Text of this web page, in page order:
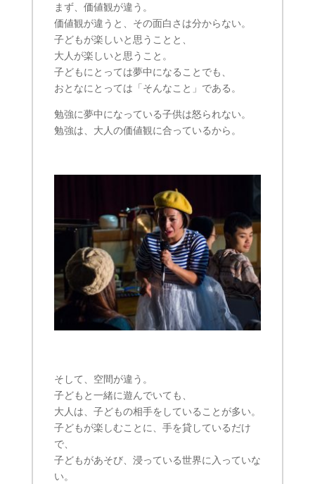
まず、価値観が違う。
価値観が違うと、その面白さは分からない。
子どもが楽しいと思うことと、
大人が楽しいと思うこと。
子どもにとっては夢中になることでも、
おとなにとっては「そんなこと」である。
勉強に夢中になっている子供は怒られない。
勉強は、大人の価値観に合っているから。
そして、空間が違う。
子どもと一緒に遊んでいても、
大人は、子どもの相手をしていることが多い。
子どもが楽しむことに、手を貸しているだけ
で、
子どもがあそび、浸っている世界に入っていな
い。